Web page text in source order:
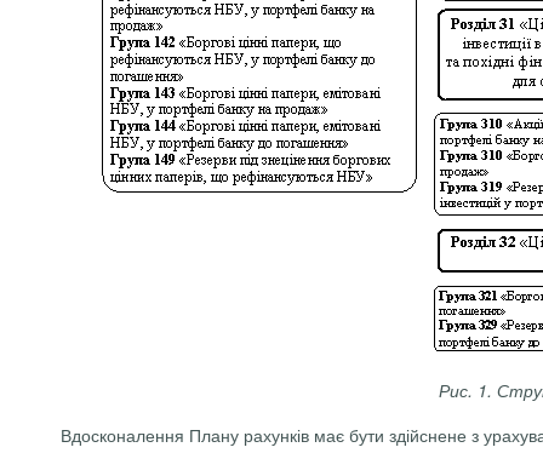
Рис. 1.
Вдосконалення Плану рахунків має бути здійснене з